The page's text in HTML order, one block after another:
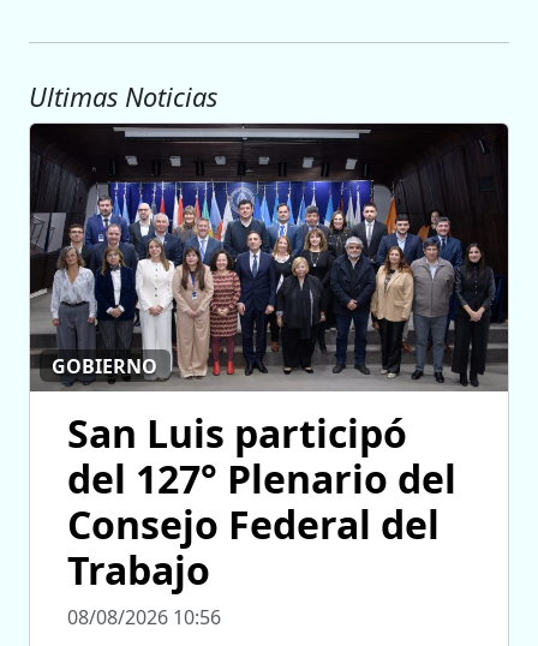
Ultimas Noticias
GOBIERNO
San Luis participó
del 127° Plenario del
Consejo Federal del
Trabajo
08/08/2026 10:56